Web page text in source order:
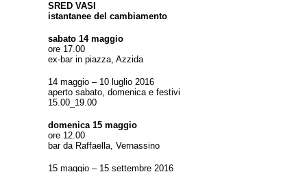
SRED VASI
istantanee del cambiamento
sabato 14 maggio
ore 17.00
ex-bar in piazza, Azzida
14 maggio – 10 luglio 2016
aperto sabato, domenica e festivi
15.00_19.00
domenica 15 maggio
ore 12.00
bar da Raffaella, Vernassino
15 maggio – 15 settembre 2016